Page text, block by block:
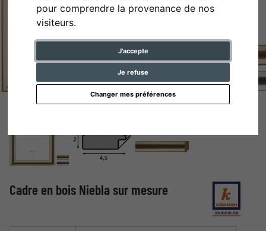
pour comprendre la provenance de nos
visiteurs.
J'accepte
Je refuse
Changer mes préférences
Cadre en bois Niebla sur mesure